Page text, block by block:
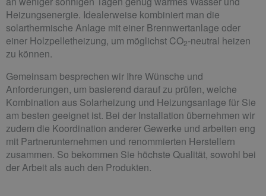
Heizungsenergie. Idealerweise kombiniert man die
solarthermische Anlage mit einer Brennwertanlage oder
einer Holzpelletheizung, um möglichst CO2-neutral heizen
zu können.
Gemeinsam besprechen wir Ihre Wünsche und
Anforderungen, um basierend darauf zu prüfen, welche
Kombination aus Solarheizung und Heizungsanlage für Sie
am besten geeignet ist. Bei der Installation übernehmen wir
zudem die Koordination anderer Gewerke und arbeiten eng
mit Partnerunternehmen und renommierten Herstellern
zusammen. So bekommen Sie höchste Qualität, sowohl bei
der Arbeit als auch den Produkten.